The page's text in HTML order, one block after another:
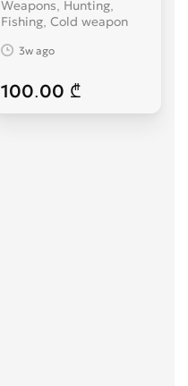
Weapons, Hunting,
Fishing, Cold weapon
3w ago
100.00 ₾